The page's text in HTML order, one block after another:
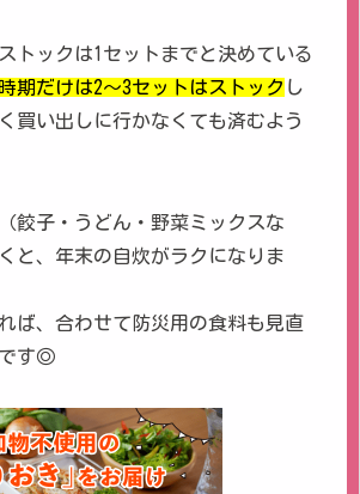
トックは1セットまでと決めている
期だけは2〜3セットはストック し
買い出しに行かなくても済むよう
餃子・うどん・野菜ミックスな
と、年末の自炊がラクになりま
ば、合わせて防災用の食料も見直
です◎